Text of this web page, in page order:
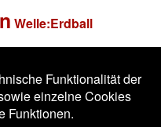
Welle:Erdball